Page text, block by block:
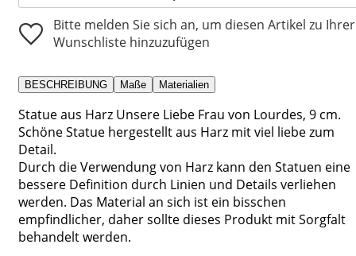
Bitte melden Sie sich an, um diesen Artikel zu Ihrer
Wunschliste hinzuzufügen
BESCHREIBUNG Maße Materialien
Statue aus Harz Unsere Liebe Frau von Lourdes, 9 cm.
Schöne Statue hergestellt aus Harz mit viel liebe zum
Detail.
Durch die Verwendung von Harz kann den Statuen eine
bessere Definition durch Linien und Details verliehen
werden. Das Material an sich ist ein bisschen
empfindlicher, daher sollte dieses Produkt mit Sorgfalt
behandelt werden.